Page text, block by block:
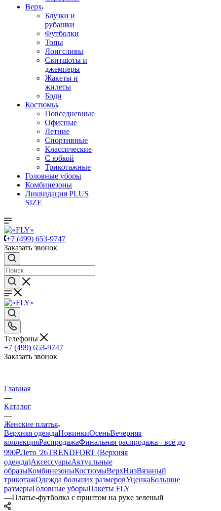
Верх
Блузки и
рубашки
Футболки
Топы
Лонгсливы
Свитшоты и
джемперы
Жакеты и
жилеты
Боди
Костюмы
Повседневные
Офисные
Летние
Спортивные
Классические
С юбкой
Трикотажные
Головные уборы
Комбинезоны
Ликвидация PLUS
SIZE
+7 (499) 653-9747
Заказать звонок
Телефоны
+7 (499) 653-9747
Заказать звонок
Главная
—
Каталог
—
Женские платья
Верхняя одеждаНовинкиОсеньВечерняя
коллекцияРаспродажаФинальная распродажа - всё до
990₽Лето '26TRENDFORT (Верхняя
одежда)АксессуарыАктуальные
образыКомбинезоныКостюмыВерхНизВязаный
трикотажОдежда больших размеровУценкаБольшие
размерыГоловные уборыПакеты FLY
—Платье-футболка с принтом на руке зеленый